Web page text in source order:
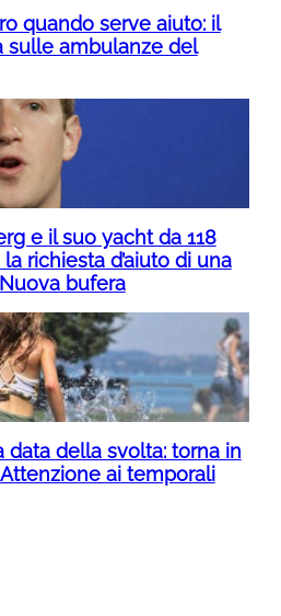
quando serve aiuto: il
sulle ambulanze del
e il suo yacht da 118
richiesta d’aiuto di una
bufera
data della svolta: torna in
ai temporali